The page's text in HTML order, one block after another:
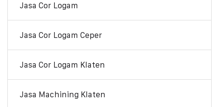
Jasa Cor Logam
Jasa Cor Logam Ceper
Jasa Cor Logam Klaten
Jasa Machining Klaten